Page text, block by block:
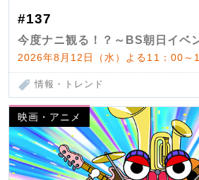
#137
今度ナニ観る！？～BS朝日イベ
2026年8月12日（水）よる11：00～
情報・トレンド
映画・アニメ